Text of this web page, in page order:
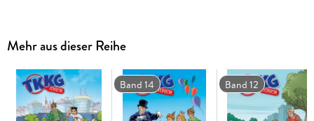
Mehr aus dieser Reihe
Band 14 Band 12